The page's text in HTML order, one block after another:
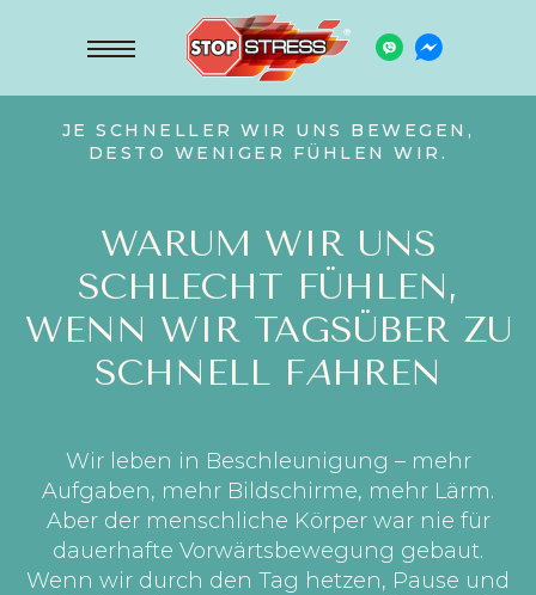
JE SCHNELLER WIR UNS BEWEGEN,
DESTO WENIGER FÜHLEN WIR.
WARUM WIR UNS
SCHLECHT FÜHLEN,
WENN WIR TAGSÜBER ZU
SCHNELL FAHREN
Wir leben in Beschleunigung – mehr
Aufgaben, mehr Bildschirme, mehr Lärm.
Aber der menschliche Körper war nie für
dauerhafte Vorwärtsbewegung gebaut.
Wenn wir durch den Tag hetzen, Pause und